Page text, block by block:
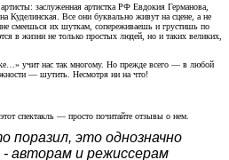
заслуженная артистка РФ Евдокия Германова,
Все они буквально живут на сцене, а не
смеешься их шуткам, сопереживаешь и грустишь по
в жизни не только простых людей, но и таких великих,
учит нас так многому. Но прежде всего — в любой
— шутить. Несмотря ни на что!
спектакль — просто почитайте отзывы о нем.
поразил, это однозначно
- авторам и режиссерам